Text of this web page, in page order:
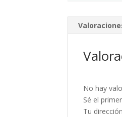
No hay
Sé el
Tu